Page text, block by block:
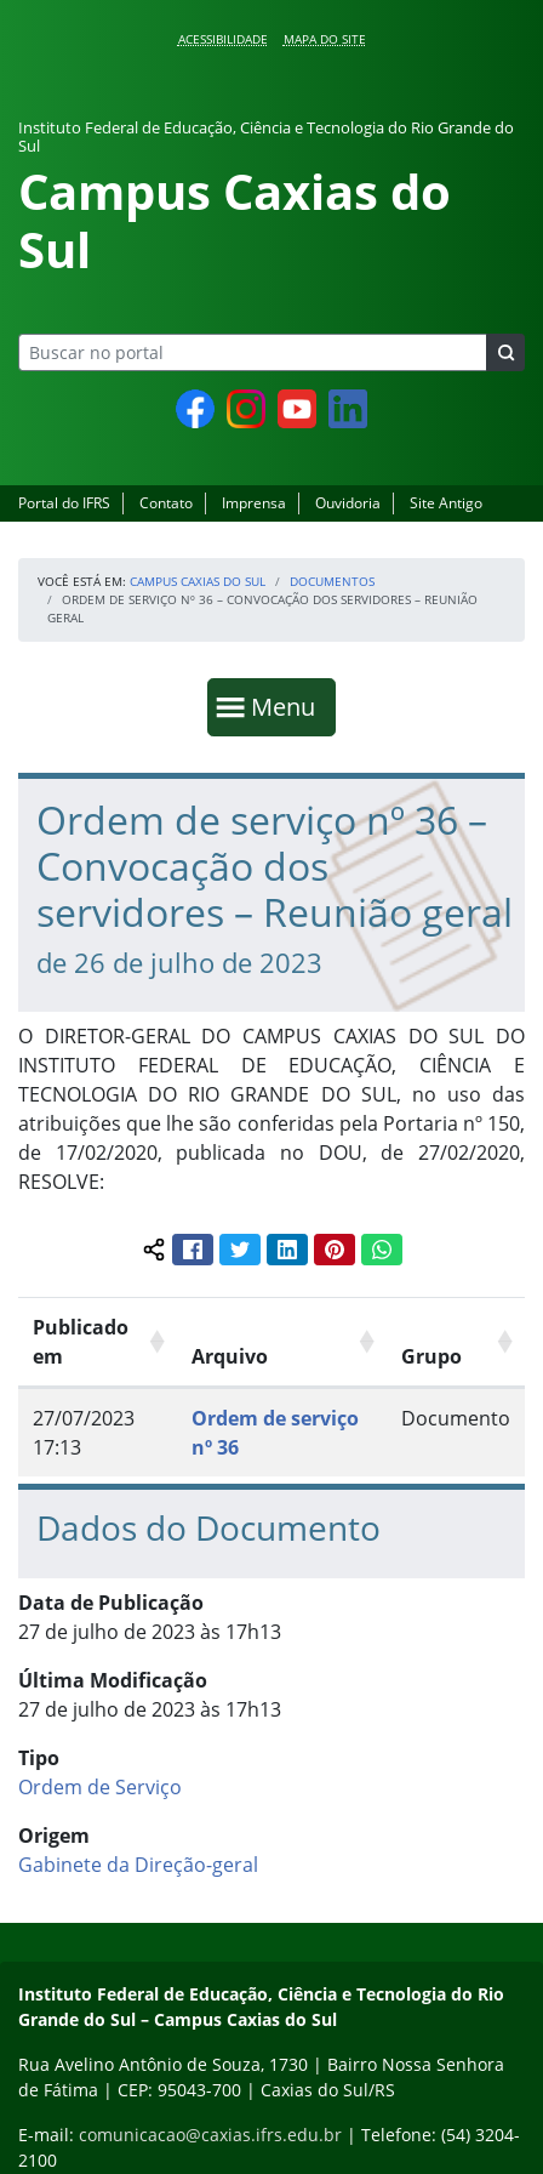
ACESSIBILIDADE MAPA DO SITE
Instituto Federal de Educação, Ciência e Tecnologia do Rio Grande do
Sul
Campus Caxias do
Sul
FacebookInstagramYouTube LinkedIn
Portal do IFRS Contato Imprensa Ouvidoria Site Antigo
VOCÊ ESTÁ EM: CAMPUS CAXIAS DO SUL
DOCUMENTOS
ORDEM DE SERVIÇO Nº 36 – CONVOCAÇÃO DOS SERVIDORES – REUNIÃO
GERAL
Mostrar
Menu
Fim da navegação
Início do conteúdo
Ordem de serviço nº 36 –
Convocação dos
servidores – Reunião geral
de 26 de julho de 2023
O DIRETOR-GERAL DO CAMPUS CAXIAS DO SUL DO
INSTITUTO FEDERAL DE EDUCAÇÃO, CIÊNCIA E
TECNOLOGIA DO RIO GRANDE DO SUL, no uso das
atribuições que lhe são conferidas pela Portaria nº 150,
de 17/02/2020, publicada no DOU, de 27/02/2020,
RESOLVE:
Compartilhar conteúdo:
FacebookTwitterLinkedInPinterestWhatsApp
Publicado
em
Arquivo Grupo
27/07/2023
17:13
Ordem de serviço
nº 36
Documento
Dados do Documento
Data de Publicação
27 de julho de 2023 às 17h13
Última Modificação
27 de julho de 2023 às 17h13
Tipo
Ordem de Serviço
Origem
Gabinete da Direção-geral
Instituto Federal de Educação, Ciência e Tecnologia do Rio
Grande do Sul – Campus Caxias do Sul
Rua Avelino Antônio de Souza, 1730 | Bairro Nossa Senhora
de Fátima | CEP: 95043-700 | Caxias do Sul/RS
E-mail: comunicacao@caxias.ifrs.edu.br | Telefone: (54) 3204-
2100